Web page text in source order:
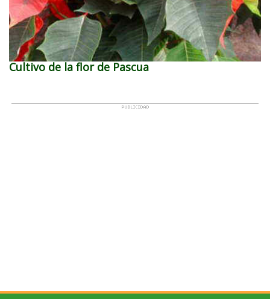
Cultivo de la flor de Pascua